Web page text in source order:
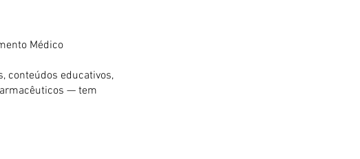
Médico
conteúdos educativos,
— tem